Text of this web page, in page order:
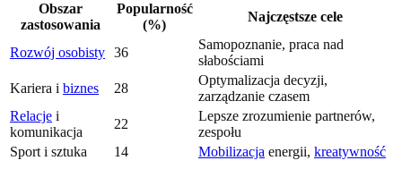
Obszar
zastosowania
Popularność
(%)
Najczęstsze cele
Rozwój osobisty 36
Samopoznanie, praca nad
słabościami
Kariera i biznes 28
Optymalizacja decyzji,
zarządzanie czasem
Relacje i
komunikacja
22
Lepsze zrozumienie partnerów,
zespołu
Sport i sztuka
14 Mobilizacja energii, kreatywność